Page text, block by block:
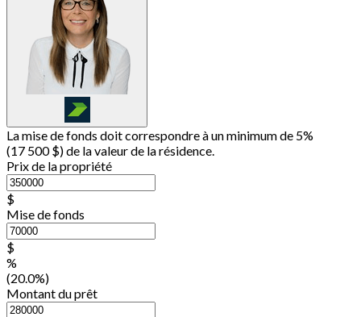
La mise de fonds doit correspondre à un minimum de 5%
(17 500 $) de la valeur de la résidence.
Prix de la propriété
$
Mise de fonds
$
%
(20.0%)
Montant du prêt